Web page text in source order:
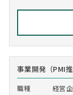
事業開発（PMI推
職種 経営